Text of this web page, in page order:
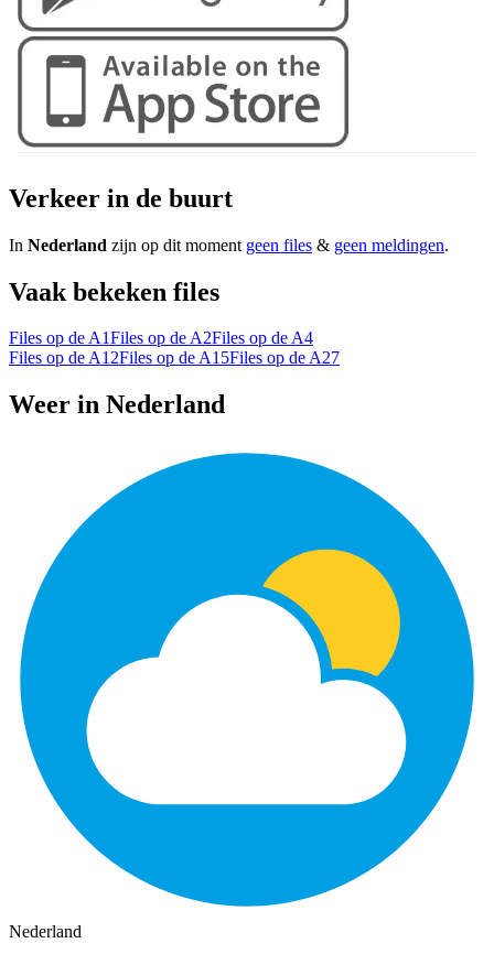
Verkeer in de buurt
In Nederland zijn op dit moment geen files & geen meldingen.
Vaak bekeken files
Files op de A1Files op de A2Files op de A4
Files op de A12Files op de A15Files op de A27
Weer in Nederland
Nederland